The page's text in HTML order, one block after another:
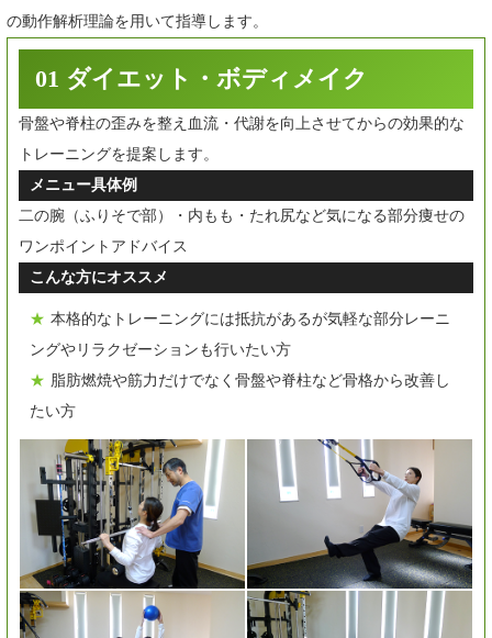
の動作解析理論を用いて指導します。
01 ダイエット・ボディメイク
骨盤や脊柱の歪みを整え血流・代謝を向上させてからの効果的な
トレーニングを提案します。
メニュー具体例
二の腕（ふりそで部）・内もも・たれ尻など気になる部分痩せの
ワンポイントアドバイス
こんな方にオススメ
本格的なトレーニングには抵抗があるが気軽な部分レーニ
ングやリラクゼーションも行いたい方
脂肪燃焼や筋力だけでなく骨盤や脊柱など骨格から改善し
たい方